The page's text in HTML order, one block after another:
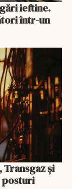
ieftine.
într-un
Transgaz și
posturi